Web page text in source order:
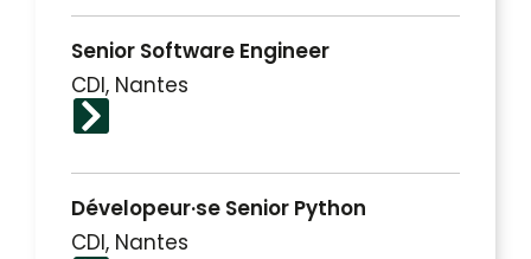
Senior Software Engineer
CDI, Nantes
Dévelopeur·se Senior Python
CDI, Nantes